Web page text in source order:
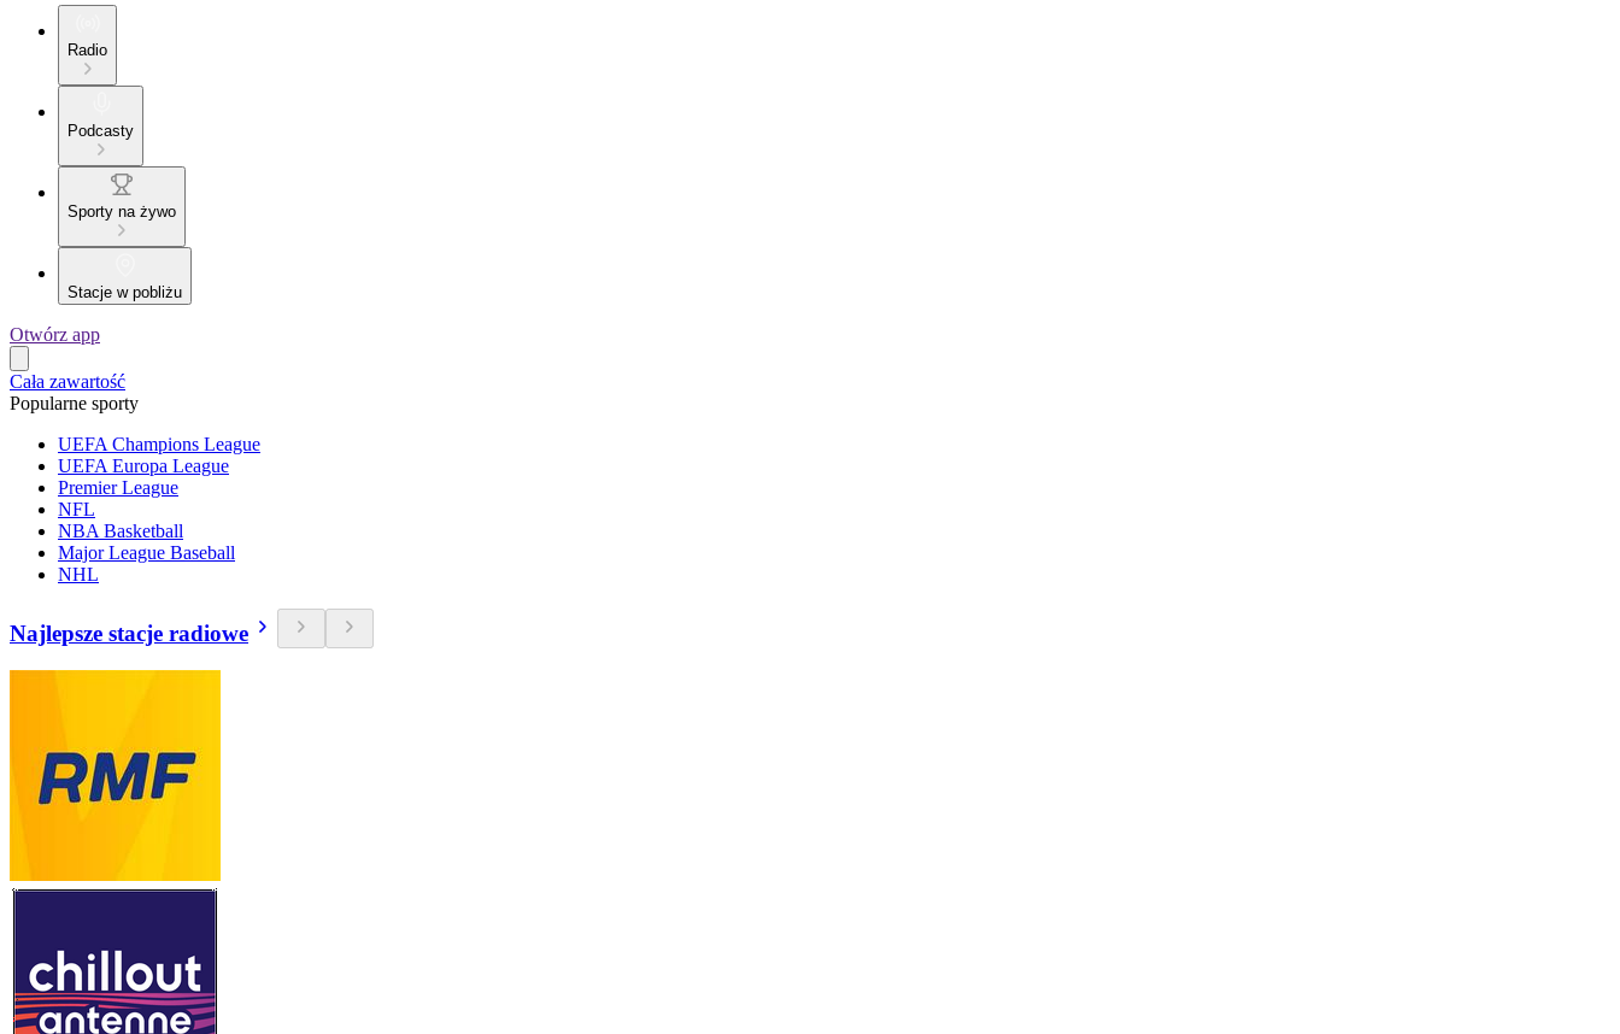
Radio
Podcasty
Sporty na żywo
Stacje w pobliżu
Otwórz app
Cała zawartość
Popularne sporty
UEFA Champions League
UEFA Europa League
Premier League
NFL
NBA Basketball
Major League Baseball
NHL
Najlepsze stacje radiowe